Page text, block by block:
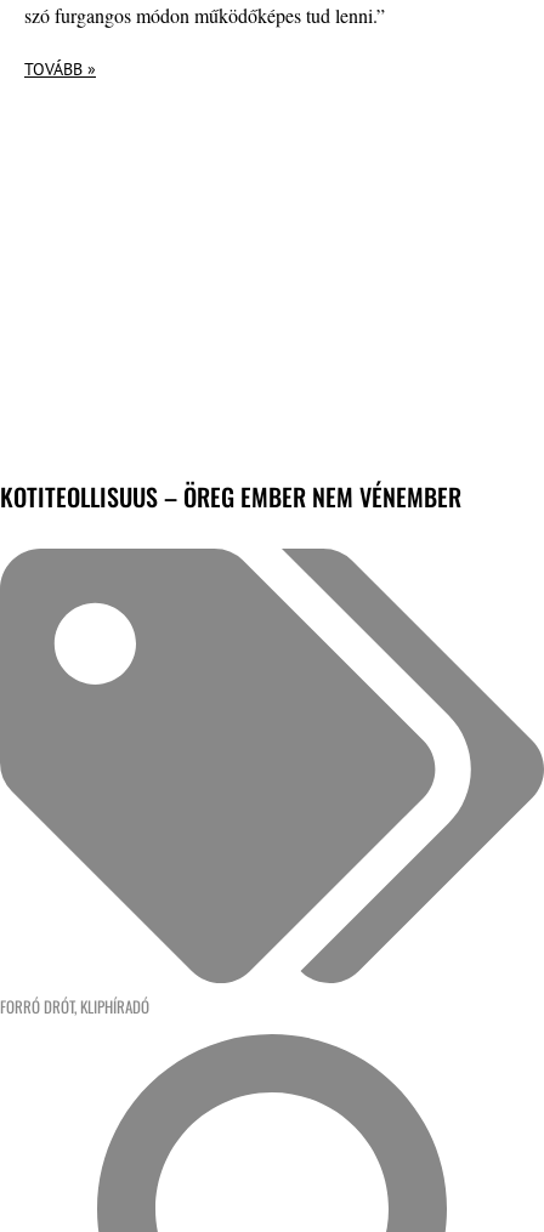
szó furgangos módon működőképes tud lenni.”
TOVÁBB »
KOTITEOLLISUUS – ÖREG EMBER NEM VÉNEMBER
FORRÓ DRÓT, KLIPHÍRADÓ